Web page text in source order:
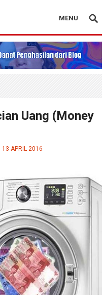
MENU
Uang (Money
13 APRIL 2016